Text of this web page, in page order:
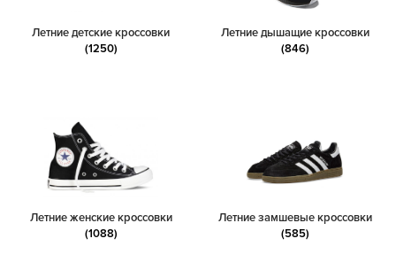
Летние детские кроссовки
(1250)
Летние дышащие кроссовки
(846)
Летние женские кроссовки
(1088)
Летние замшевые кроссовки
(585)